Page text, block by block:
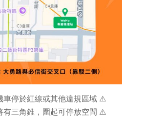
停於紅線或其他違規區域 ⚠️
三角錐，圍起可停放空間 ⚠️